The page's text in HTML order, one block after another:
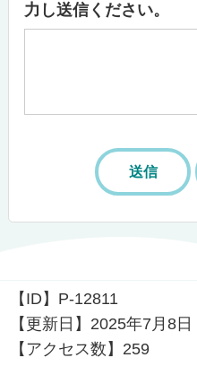
力し送信ください。
【ID】 P-12811
【更新日】 2025年7月8日
【アクセス数】 259